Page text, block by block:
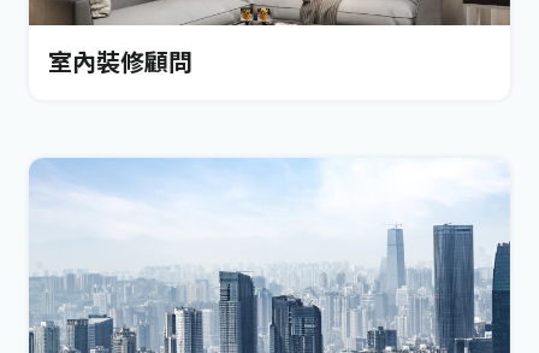
室內裝修顧問